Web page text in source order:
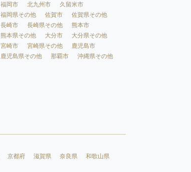
福岡市 北九州市
久留米市
福岡県その他
佐賀市
佐賀県その他
長崎市
長崎県その他
熊本市
熊本県その他
大分市
大分県その他
宮崎市
宮崎県その他
鹿児島市
鹿児島県その他
那覇市 沖縄県その他
京都府 滋賀県 奈良県 和歌山県